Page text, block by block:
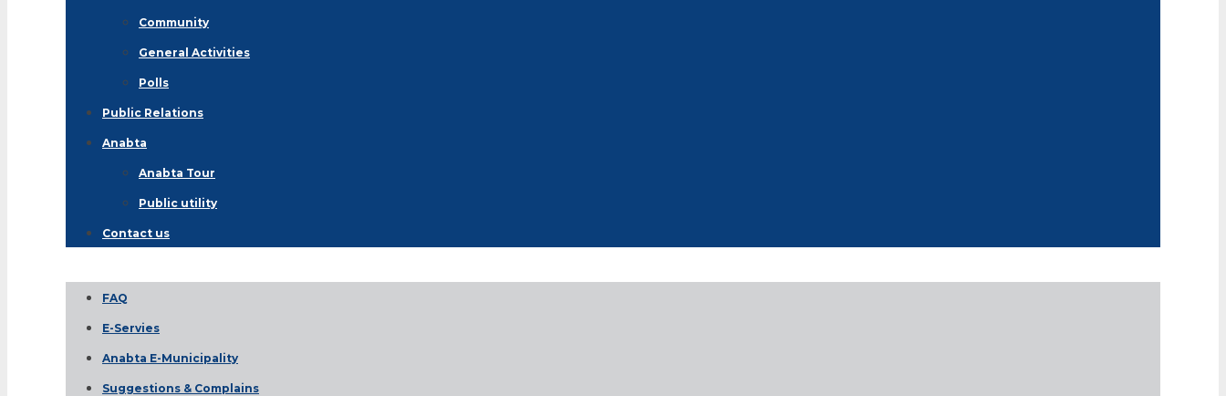
Community
General Activities
Polls
Public Relations
Anabta
Anabta Tour
Public utility
Contact us
FAQ
E-Servies
Anabta E-Municipality
Suggestions & Complains